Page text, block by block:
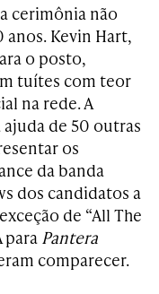
cerimônia não
Kevin Hart,
o posto,
tuítes com teor
na rede. A
de 50 outras
os
da banda
dos candidatos a
de “All The
para Pantera
comparecer.